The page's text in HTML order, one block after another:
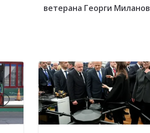
ветерана Георги Миланов